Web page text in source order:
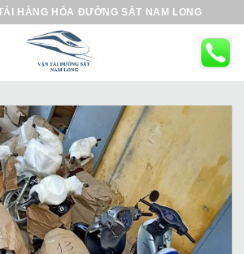
HÀNG HÓA ĐƯỜNG SẮT NAM LONG